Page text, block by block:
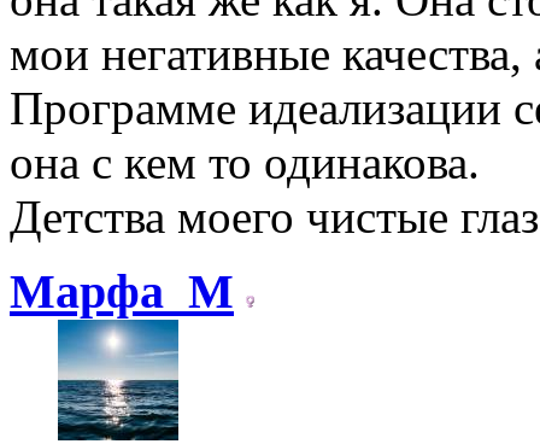
мои негативные
Программе идеализации
она с кем то одинакова.
Детства моего чистые
Марфа_М